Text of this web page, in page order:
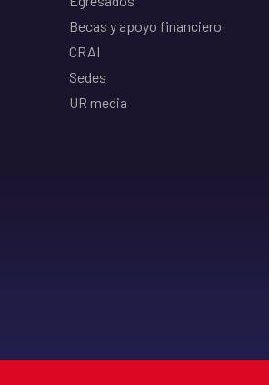
Becas y apoyo financiero
CRAI
Sedes
UR media